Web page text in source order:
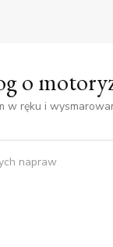
o
w ręku i
napraw